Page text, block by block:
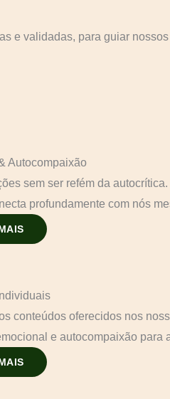
e validadas, para guiar
Autocompaixão
sem ser refém da
profundamente com nós
oferecidos nos
e autocompaixão para